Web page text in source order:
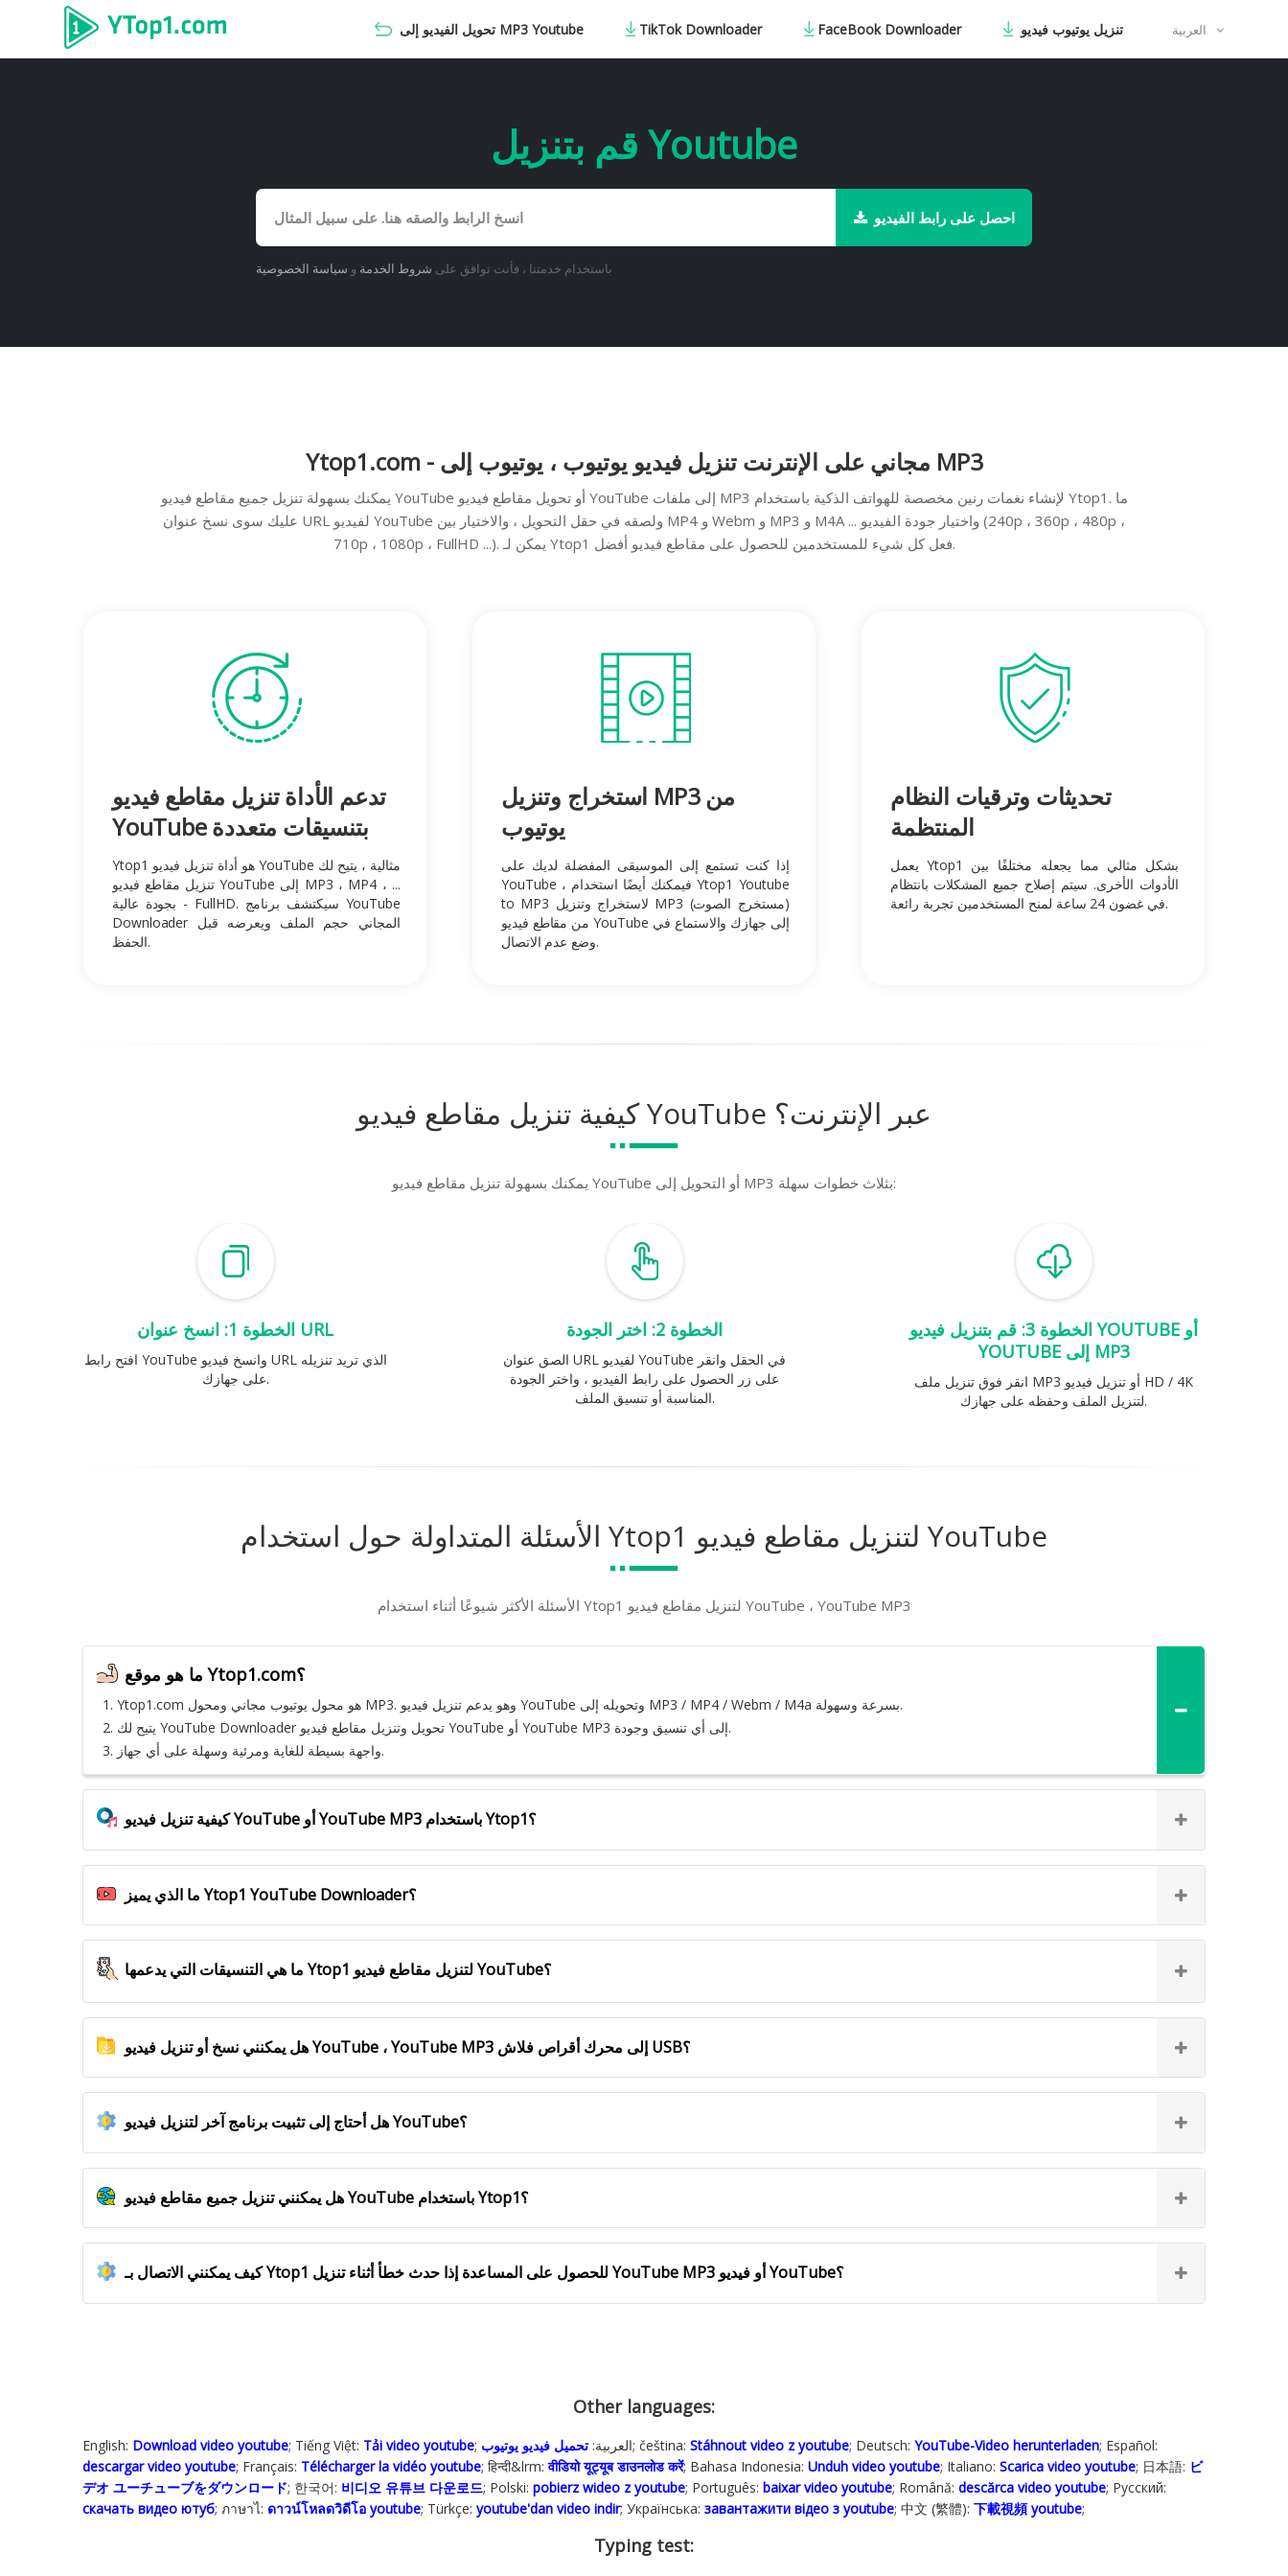
تحويل الفيديو إلى MP3 Youtube TikTok Downloader FaceBook Downloader تنزيل يوتيوب فيديو
قم بتنزيل Youtube
احصل على رابط الفيديو
باستخدام خدمتنا ، فأنت توافق على شروط الخدمة و سياسة الخصوصية
Ytop1.com - مجاني على الإنترنت تنزيل فيديو يوتيوب ، يوتيوب إلى MP3
يمكنك بسهولة تنزيل جميع مقاطع فيديو YouTube أو تحويل مقاطع فيديو YouTube إلى ملفات MP3 لإنشاء نغمات رنين مخصصة للهواتف الذكية باستخدام Ytop1. ما
عليك سوى نسخ عنوان URL لفيديو YouTube ولصقه في حقل التحويل ، والاختيار بين MP4 و Webm و MP3 و M4A ... واختيار جودة الفيديو (240p ، 360p ، 480p ،
710p ، 1080p ، FullHD ...). يمكن لـ Ytop1 فعل كل شيء للمستخدمين للحصول على مقاطع فيديو أفضل.
تدعم الأداة تنزيل مقاطع فيديو
YouTube بتنسيقات متعددة
Ytop1 هو أداة تنزيل فيديو YouTube مثالية ، يتيح لك
تنزيل مقاطع فيديو YouTube إلى MP3 ، MP4 ، ...
بجودة عالية - FullHD. سيكتشف برنامج YouTube
Downloader المجاني حجم الملف ويعرضه قبل
الحفظ.
استخراج وتنزيل MP3 من
يوتيوب
إذا كنت تستمع إلى الموسيقى المفضلة لديك على
YouTube ، فيمكنك أيضًا استخدام Ytop1 Youtube
to MP3 لاستخراج وتنزيل MP3 (مستخرج الصوت)
من مقاطع فيديو YouTube إلى جهازك والاستماع في
وضع عدم الاتصال.
تحديثات وترقيات النظام
المنتظمة
يعمل Ytop1 بشكل مثالي مما يجعله مختلفًا بين
الأدوات الأخرى. سيتم إصلاح جميع المشكلات بانتظام
في غضون 24 ساعة لمنح المستخدمين تجربة رائعة.
كيفية تنزيل مقاطع فيديو YouTube عبر الإنترنت؟
يمكنك بسهولة تنزيل مقاطع فيديو YouTube أو التحويل إلى MP3 بثلاث خطوات سهلة:
الخطوة 1: انسخ عنوان URL
افتح رابط YouTube وانسخ فيديو URL الذي تريد تنزيله
على جهازك.
الخطوة 2: اختر الجودة
الصق عنوان URL لفيديو YouTube في الحقل وانقر
على زر الحصول على رابط الفيديو ، واختر الجودة
المناسبة أو تنسيق الملف.
الخطوة 3: قم بتنزيل فيديو YOUTUBE أو
YOUTUBE إلى MP3
انقر فوق تنزيل ملف MP3 أو تنزيل فيديو HD / 4K
لتنزيل الملف وحفظه على جهازك.
الأسئلة المتداولة حول استخدام Ytop1 لتنزيل مقاطع فيديو YouTube
الأسئلة الأكثر شيوعًا أثناء استخدام Ytop1 لتنزيل مقاطع فيديو YouTube ، YouTube MP3
ما هو موقع Ytop1.com؟
1. Ytop1.com هو محول يوتيوب مجاني ومحول MP3. وهو يدعم تنزيل فيديو YouTube وتحويله إلى MP3 / MP4 / Webm / M4a بسرعة وسهولة.
2. يتيح لك YouTube Downloader تحويل وتنزيل مقاطع فيديو YouTube أو YouTube MP3 إلى أي تنسيق وجودة.
3. واجهة بسيطة للغاية ومرئية وسهلة على أي جهاز.
كيفية تنزيل فيديو YouTube أو YouTube MP3 باستخدام Ytop1؟
ما الذي يميز Ytop1 YouTube Downloader؟
ما هي التنسيقات التي يدعمها Ytop1 لتنزيل مقاطع فيديو YouTube؟
هل يمكنني نسخ أو تنزيل فيديو YouTube ، YouTube MP3 إلى محرك أقراص فلاش USB؟
هل أحتاج إلى تثبيت برنامج آخر لتنزيل فيديو YouTube؟
هل يمكنني تنزيل جميع مقاطع فيديو YouTube باستخدام Ytop1؟
كيف يمكنني الاتصال بـ Ytop1 للحصول على المساعدة إذا حدث خطأ أثناء تنزيل YouTube MP3 أو فيديو YouTube؟
Other languages:
English: Download video youtube; Tiếng Việt: Tải video youtube ; العربية: تحميل فيديو يوتيوب ; čeština: Stáhnout video z youtube; Deutsch: YouTube-Video herunterladen; Español:
descargar video youtube; Français: Télécharger la vidéo youtube; हिन्दी&lrm:वीडियो यूट्यूब डाउनलोड करें; Bahasa Indonesia‬: Unduh video youtube; Italiano: Scarica video youtube; 日本語: ビ
デオ ユーチューブをダウンロード; 한국어: 비디오 유튜브 다운로드; Polski‎: pobierz wideo z youtube; Português: baixar video youtube; Română: descărca video youtube; Русский:
скачать видео ютуб; ภาษาไ: ดาวน์โหลดวิดีโอ youtube; Türkçe‬: youtube'dan video indir; Українська‬: завантажити відео з youtube; 中文 (繁體): 下載視頻 youtube;
Typing test: